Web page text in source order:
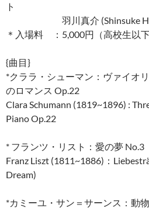
ト
羽川真介 (Shinsuke
＊入場料 ：5,000円（高校生以下
{曲目}
*クララ・シューマン：ヴァイオ
のロマンス Op.22
Clara Schumann (1819~1896) :
Piano Op.22
* フランツ・リスト：愛の夢 No.3
Franz Liszt (1811~1886)：
Dream)
*カミーユ・サン＝サーンス：動